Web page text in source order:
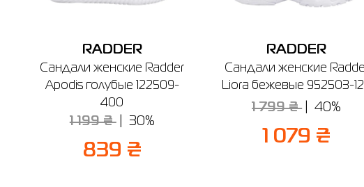
RADDER
Сандали женские Radder
Apodis голубые 122509-
400
1 199 ₴ 30%
839 ₴
RADDER
Сандали женские
Liora бежевые 952503-
1 799 ₴ 40%
1 079 ₴